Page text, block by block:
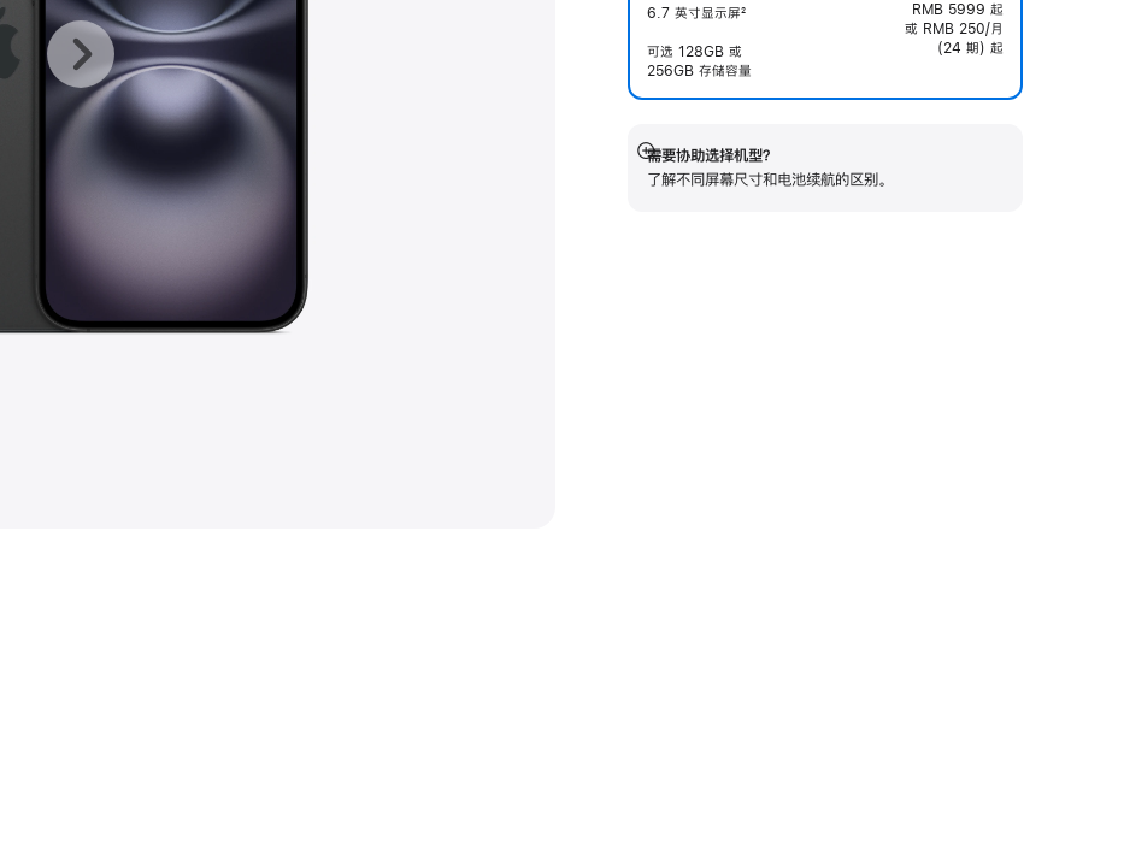
上
一
张
图
下
一
张
图
6.7 英寸显示屏
注
2
可选 128GB 或
256GB 存储容量
RMB 5999 起
或 RMB 250/月
(24 期) 起
需要协助选择机型？
了解不同屏幕尺寸和电池续航的区‍别。
展
开